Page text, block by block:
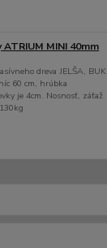
MINI 40mm
dreva JELŠA, BUK
60 cm, hrúbka
je 4cm. Nosnosť, záťaž